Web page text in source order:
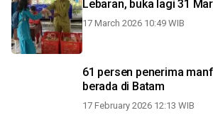
Lebaran, buka lagi 31
17 March 2026 10:49 WIB
61 persen penerima
berada di Batam
17 February 2026 12:13 WIB